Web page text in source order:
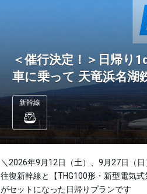
＜催行決定！＞日帰り
車に乗って 天竜浜名
新幹線
＼2026年9月12日（土）、9月27日（
往復新幹線と【THG100形・新型電気
がセットになった日帰りプランです